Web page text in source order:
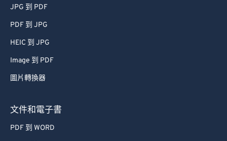
JPG 到 PDF
PDF 到 JPG
HEIC 到 JPG
Image 到 PDF
圖片轉換器
文件和電子書
PDF 到 WORD